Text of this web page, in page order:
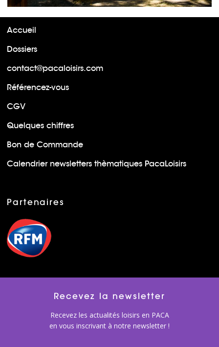
Accueil
Dossiers
contact@pacaloisirs.com
Référencez-vous
CGV
Quelques chiffres
Bon de Commande
Calendrier newsletters thèmatiques PacaLoisirs
Partenaires
Recevez la newsletter
Recevez les actualités loisirs en PACA
en vous inscrivant à notre newsletter !